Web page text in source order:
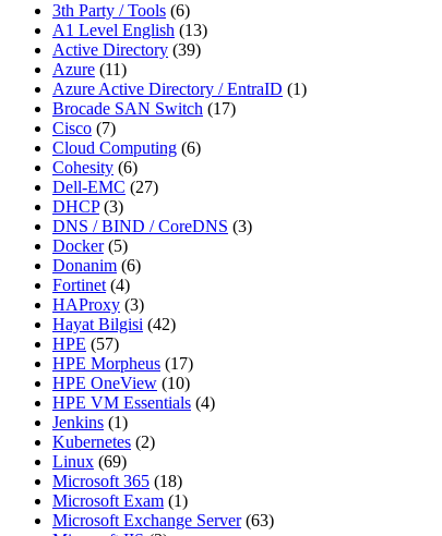
3th Party / Tools (6)
A1 Level English (13)
Active Directory (39)
Azure (11)
Azure Active Directory / EntraID (1)
Brocade SAN Switch (17)
Cisco (7)
Cloud Computing (6)
Cohesity (6)
Dell-EMC (27)
DHCP(3)
DNS / BIND / CoreDNS (3)
Docker(5)
Donanim (6)
Fortinet (4)
HAProxy (3)
Hayat Bilgisi (42)
HPE (57)
HPE Morpheus (17)
HPE OneView (10)
HPE VM Essentials (4)
Jenkins (1)
Kubernetes (2)
Linux (69)
Microsoft 365 (18)
Microsoft Exam (1)
Microsoft Exchange Server(63)